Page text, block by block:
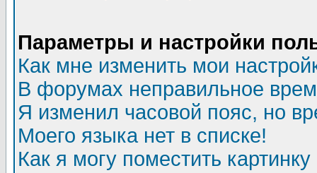
Параметры и настройки
Как мне изменить мои
В форумах неправильное
Я изменил часовой пояс, но
Моего языка нет в списке!
Как я могу поместить